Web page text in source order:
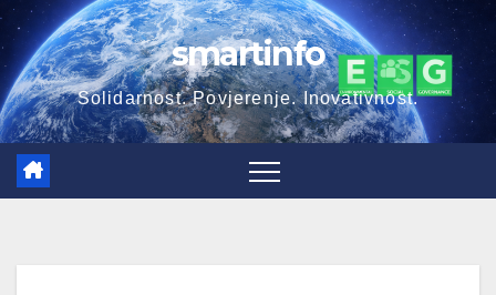
Skip
to
content
smartinfo
Solidarnost. Povjerenje. Inovativnost.